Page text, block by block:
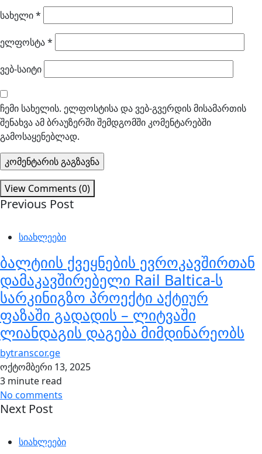
სახელი*
ელფოსტა*
ვებ-საიტი
ჩემი სახელის. ელფოსტისა და ვებ-გვერდის მისამართის
შენახვა ამ ბრაუზერში შემდგომში კომენტარებში
გამოსაყენებლად.
View Comments (0)
Previous Post
სიახლეები
ბალტიის ქვეყნების ევროკავშირთან
დამაკავშირებელი Rail Baltica-ს
სარკინიგზო პროექტი აქტიურ
ფაზაში გადადის – ლიტვაში
ლიანდაგის დაგება მიმდინარეობს
bytranscor.ge
ოქტომბერი 13, 2025
3 minute read
No comments
Next Post
სიახლეები